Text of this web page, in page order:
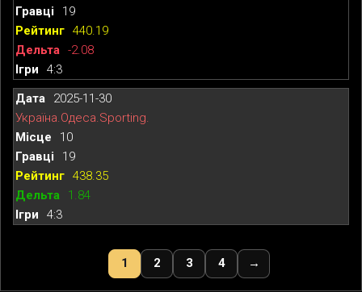
19
440.19
-2.08
4:3
2025-11-30
Україна.Одеса.Sporting.
10
19
438.35
1.84
4:3
1 2 3 4 →